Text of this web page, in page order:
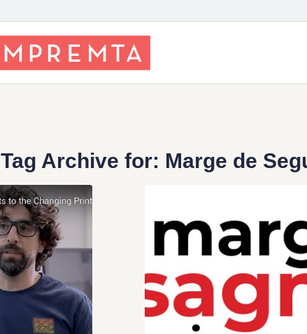
Tag Archive for: Marge de